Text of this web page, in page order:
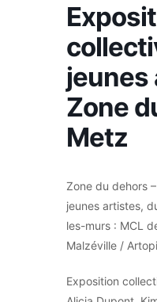
jeunes
Zone
Metz
Zone du dehors
jeunes artistes,
les-murs : MCL
Malzéville /
Exposition